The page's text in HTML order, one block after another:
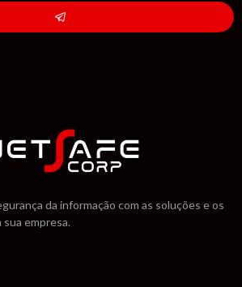
da informação com as soluções e os
sua empresa.